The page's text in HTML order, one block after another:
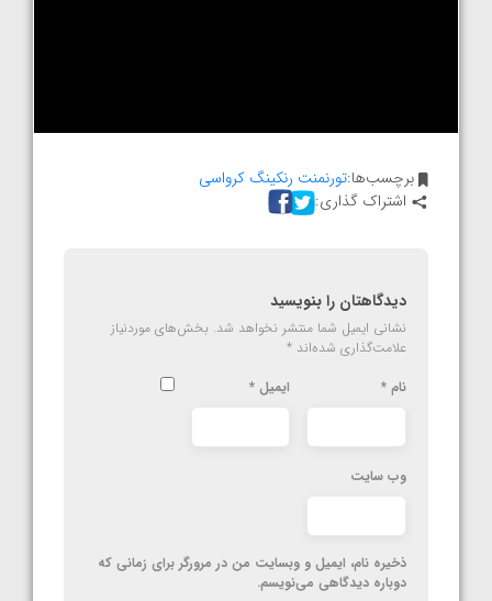
برچسب‌ها:تورنمنت رنکینگ کرواسی
اشتراک گذاری:
دیدگاهتان را بنویسید
نشانی ایمیل شما منتشر نخواهد شد. بخش‌های موردنیاز
علامت‌گذاری شده‌اند *
نام * ایمیل *
وب‌ سایت
ذخیره نام، ایمیل و وبسایت من در مرورگر برای زمانی که
دوباره دیدگاهی می‌نویسم.